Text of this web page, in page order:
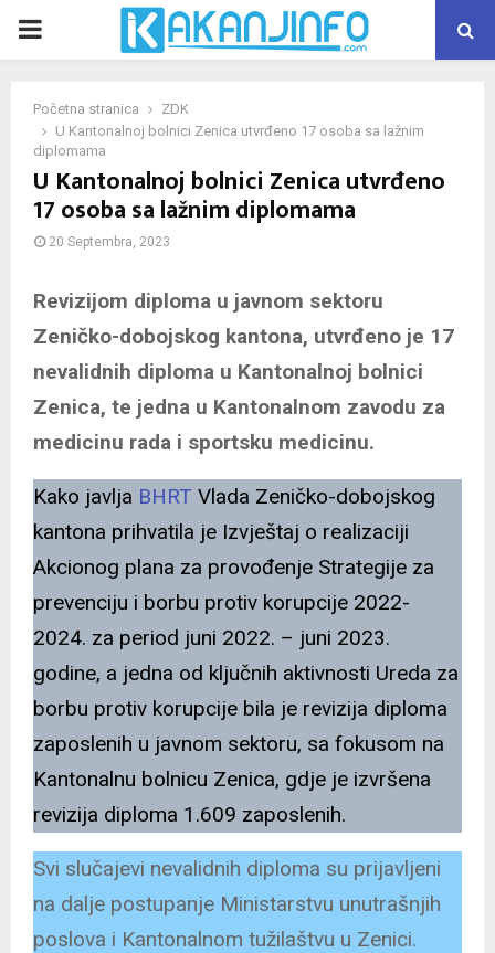
PRIMARY
Početna stranica
ZDK
U Kantonalnoj bolnici Zenica utvrđeno 17 osoba sa lažnim
diplomama
U Kantonalnoj bolnici Zenica utvrđeno
17 osoba sa lažnim diplomama
20 Septembra, 2023
Revizijom diploma u javnom sektoru
Zeničko-dobojskog kantona, utvrđeno je 17
nevalidnih diploma u Kantonalnoj bolnici
Zenica, te jedna u Kantonalnom zavodu za
medicinu rada i sportsku medicinu.
Kako javlja BHRT Vlada Zeničko-dobojskog
kantona prihvatila je Izvještaj o realizaciji
Akcionog plana za provođenje Strategije za
prevenciju i borbu protiv korupcije 2022-
2024. za period juni 2022. – juni 2023.
godine, a jedna od ključnih aktivnosti Ureda za
borbu protiv korupcije bila je revizija diploma
zaposlenih u javnom sektoru, sa fokusom na
Kantonalnu bolnicu Zenica, gdje je izvršena
revizija diploma 1.609 zaposlenih.
Svi slučajevi nevalidnih diploma su prijavljeni
na dalje postupanje Ministarstvu unutrašnjih
poslova i Kantonalnom tužilaštvu u Zenici.